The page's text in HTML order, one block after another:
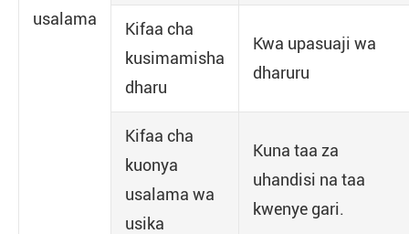
usalama
Kifaa cha
kusimamisha
dharu
Kwa upasuaji wa
dharuru
Kifaa cha
kuonya
usalama wa
usika
Kuna taa za
uhandisi na taa
kwenye gari.